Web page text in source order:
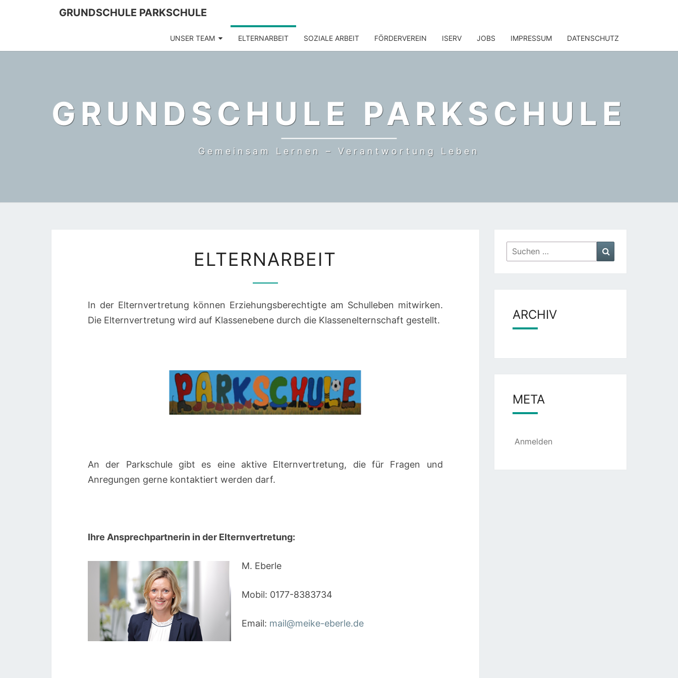
GRUNDSCHULE PARKSCHULE
UNSER TEAM ELTERNARBEIT SOZIALE ARBEIT FÖRDERVEREIN ISERV JOBS IMPRESSUM DATENSCHUTZ
GRUNDSCHULE PARKSCHULE
Gemeinsam Lernen – Verantwortung Leben
ELTERNARBEIT
In der Elternvertretung können Erziehungsberechtigte am Schulleben mitwirken.
Die Elternvertretung wird auf Klassenebene durch die Klassenelternschaft gestellt.
An der Parkschule gibt es eine aktive Elternvertretung, die für Fragen und
Anregungen gerne kontaktiert werden darf.
Ihre Ansprechpartnerin in der Elternvertretung:
M. Eberle
Mobil: 0177-8383734
Email: mail@meike-eberle.de
Suchen
nach:
ARCHIV
META
Anmelden